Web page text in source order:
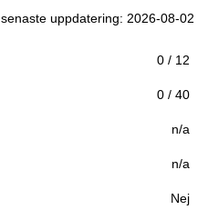
senaste uppdatering: 2026-08-02
0 / 12
0 / 40
n/a
n/a
Nej